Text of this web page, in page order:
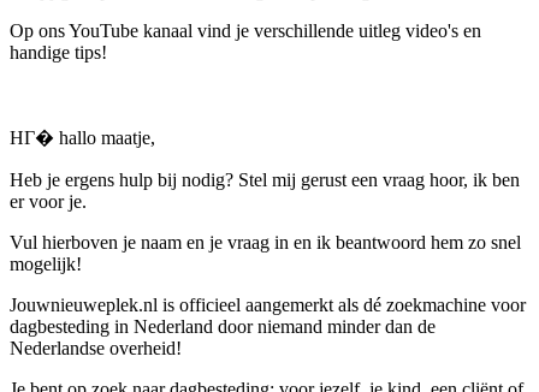
Op ons YouTube kanaal vind je verschillende uitleg video's en
handige tips!
HГ� hallo maatje,
Heb je ergens hulp bij nodig? Stel mij gerust een vraag hoor, ik ben
er voor je.
Vul hierboven je naam en je vraag in en ik beantwoord hem zo snel
mogelijk!
Jouwnieuweplek.nl is officieel aangemerkt als dé zoekmachine voor
dagbesteding in Nederland door niemand minder dan de
Nederlandse overheid!